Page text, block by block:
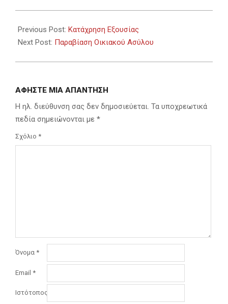
05-
30
Previous Post: Κατάχρηση Εξουσίας
Next Post: Παραβίαση Οικιακού Ασύλου
ΑΦΉΣΤΕ ΜΙΑ ΑΠΆΝΤΗΣΗ
Η ηλ. διεύθυνση σας δεν δημοσιεύεται. Τα υποχρεωτικά
πεδία σημειώνονται με *
Σχόλιο *
Όνομα *
Email *
Ιστότοπος